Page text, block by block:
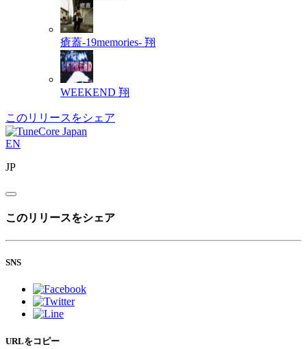
瘡蓋-19memories- 翔
WEEKEND 翔
このリリースをシェア
EN
JP
このリリースをシェア
SNS
URLをコピー